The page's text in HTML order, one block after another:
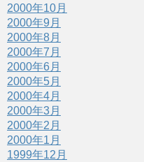
2000年10月
2000年9月
2000年8月
2000年7月
2000年6月
2000年5月
2000年4月
2000年3月
2000年2月
2000年1月
1999年12月